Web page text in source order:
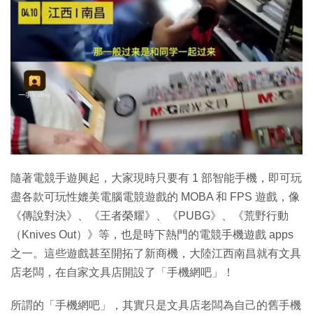
生成式AI與雲端應用
Enterprise Digital Transformation
特集
隨著電競手遊興起，大家現時只要有 1 部智能手機，即可玩
盡各款可玩性媲美電腦電競遊戲的 MOBA 和 FPS 遊戲，像
《傳說對決》、《王者榮耀》、《PUBG》、《荒野行動
（Knives Out）》等，也是時下熱門的電競手機遊戲 apps
之一。這些遊戲甚至開拓了新商機，大陸江西南昌就有文具
店老闆，在自家文具店開設了「手機網吧」！
所謂的「手機網吧」，其實只是文具店老闆為自己的舊手機